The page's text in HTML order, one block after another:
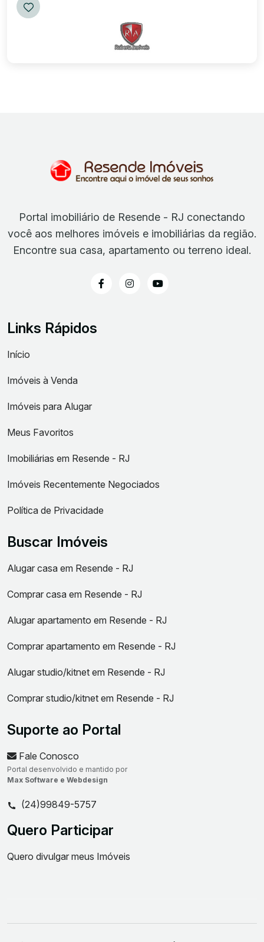
Portal imobiliário de Resende - RJ conectando
você aos melhores imóveis e imobiliárias da região.
Encontre sua casa, apartamento ou terreno ideal.
Links Rápidos
Início
Imóveis à Venda
Imóveis para Alugar
Meus Favoritos
Imobiliárias em Resende - RJ
Imóveis Recentemente Negociados
Política de Privacidade
Buscar Imóveis
Alugar casa em Resende - RJ
Comprar casa em Resende - RJ
Alugar apartamento em Resende - RJ
Comprar apartamento em Resende - RJ
Alugar studio/kitnet em Resende - RJ
Comprar studio/kitnet em Resende - RJ
Suporte ao Portal
Fale Conosco
Portal desenvolvido e mantido por
Max Software e Webdesign
(24)99849-5757
Quero Participar
Quero divulgar meus Imóveis